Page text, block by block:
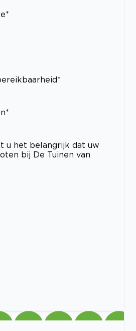
u het belangrijk dat uw
bij De Tuinen van